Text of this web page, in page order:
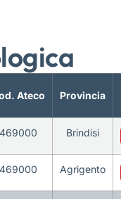
Ateco Provincia
469000 Brindisi
469000 Agrigento